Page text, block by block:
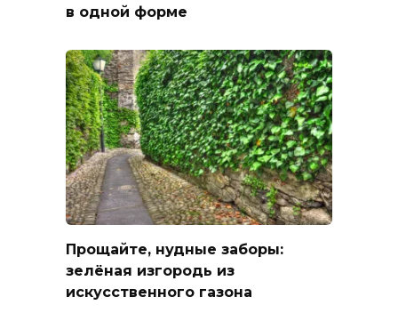
в одной форме
Прощайте, нудные заборы:
зелёная изгородь из
искусственного газона